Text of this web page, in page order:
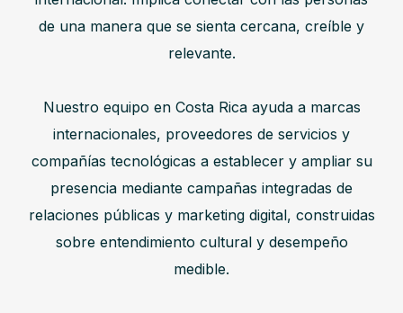
de una manera que se sienta cercana, creíble y
relevante.
Nuestro equipo en Costa Rica ayuda a marcas
internacionales, proveedores de servicios y
compañías tecnológicas a establecer y ampliar su
presencia mediante campañas integradas de
relaciones públicas y marketing digital, construidas
sobre entendimiento cultural y desempeño
medible.